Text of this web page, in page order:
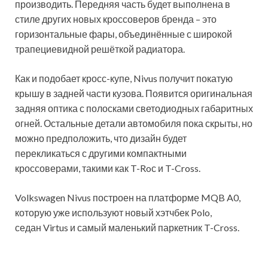
производить. Передняя часть будет выполнена в
стиле других новых кроссоверов бренда – это
горизонтальные фары, объединённые с широкой
трапециевидной решёткой радиатора.
Как и подобает кросс-купе, Nivus получит покатую
крышу в задней части кузова. Появится оригинальная
задняя оптика с полосками светодиодных габаритных
огней. Остальные детали автомобиля пока скрыты, но
можно предположить, что дизайн будет
перекликаться с другими компактными
кроссоверами, такими как T-Roс и T-Cross.
Volkswagen Nivus построен на платформе MQB A0,
которую уже используют новый хэтчбек Polo,
седан Virtus и самый маленький паркетник T-Cross.